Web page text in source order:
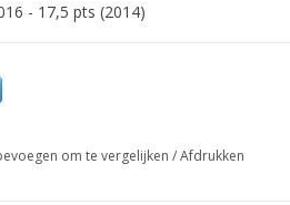
- 17,5 pts (2014)
om te vergelijken /Afdrukken